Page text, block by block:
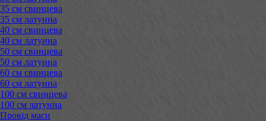
35 см свинцева
35 см латунна
40 см свинцева
40 см латунна
50 см свинцева
50 см латунна
60 см свинцева
60 см латунна
100 см свинцева
100 см латунна
Провід маси